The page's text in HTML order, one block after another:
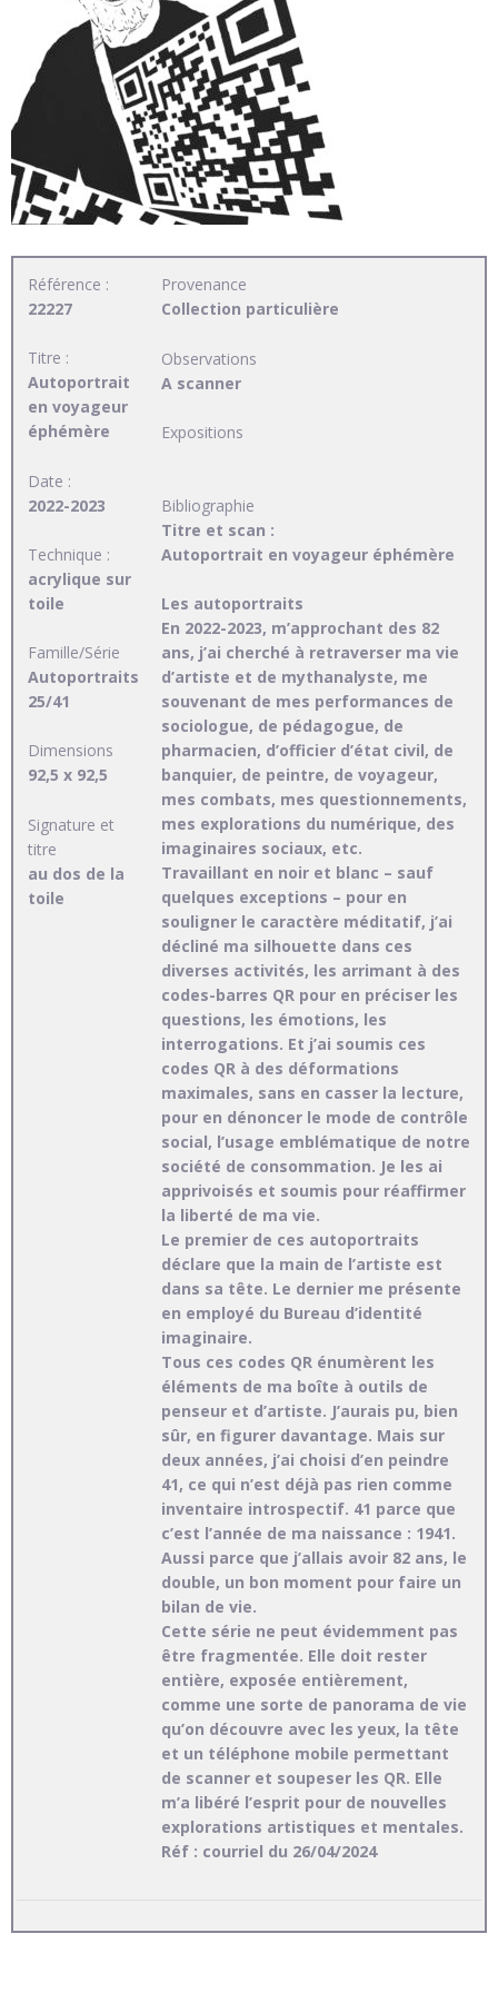
Référence :
22227
Titre :
Autoportrait
en voyageur
éphémère
Date :
2022-2023
Technique :
acrylique sur
toile
Famille/Série
Autoportraits
25/41
Dimensions
92,5 x 92,5
Signature et
titre
au dos de la
toile
Provenance
Collection particulière
Observations
A scanner
Expositions
Bibliographie
Titre et scan :
Autoportrait en voyageur éphémère
Les autoportraits
En 2022-2023, m’approchant des 82
ans, j’ai cherché à retraverser ma vie
d’artiste et de mythanalyste, me
souvenant de mes performances de
sociologue, de pédagogue, de
pharmacien, d’officier d’état civil, de
banquier, de peintre, de voyageur,
mes combats, mes questionnements,
mes explorations du numérique, des
imaginaires sociaux, etc.
Travaillant en noir et blanc – sauf
quelques exceptions – pour en
souligner le caractère méditatif, j’ai
décliné ma silhouette dans ces
diverses activités, les arrimant à des
codes-barres QR pour en préciser les
questions, les émotions, les
interrogations. Et j’ai soumis ces
codes QR à des déformations
maximales, sans en casser la lecture,
pour en dénoncer le mode de contrôle
social, l’usage emblématique de notre
société de consommation. Je les ai
apprivoisés et soumis pour réaffirmer
la liberté de ma vie.
Le premier de ces autoportraits
déclare que la main de l’artiste est
dans sa tête. Le dernier me présente
en employé du Bureau d’identité
imaginaire.
Tous ces codes QR énumèrent les
éléments de ma boîte à outils de
penseur et d’artiste. J’aurais pu, bien
sûr, en figurer davantage. Mais sur
deux années, j’ai choisi d’en peindre
41, ce qui n’est déjà pas rien comme
inventaire introspectif. 41 parce que
c’est l’année de ma naissance : 1941.
Aussi parce que j’allais avoir 82 ans, le
double, un bon moment pour faire un
bilan de vie.
Cette série ne peut évidemment pas
être fragmentée. Elle doit rester
entière, exposée entièrement,
comme une sorte de panorama de vie
qu’on découvre avec les yeux, la tête
et un téléphone mobile permettant
de scanner et soupeser les QR. Elle
m’a libéré l’esprit pour de nouvelles
explorations artistiques et mentales.
Réf : courriel du 26/04/2024